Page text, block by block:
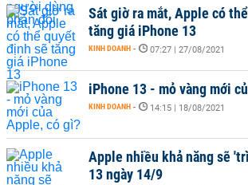
Sát giờ ra mắt, Apple có
tăng giá iPhone 13
KINH DOANH - 07:27 | 27/08/2021
iPhone 13 - mỏ vàng mới
KINH DOANH - 14:15 | 18/08/2021
Apple nhiều khả năng sẽ
13 ngày 14/9